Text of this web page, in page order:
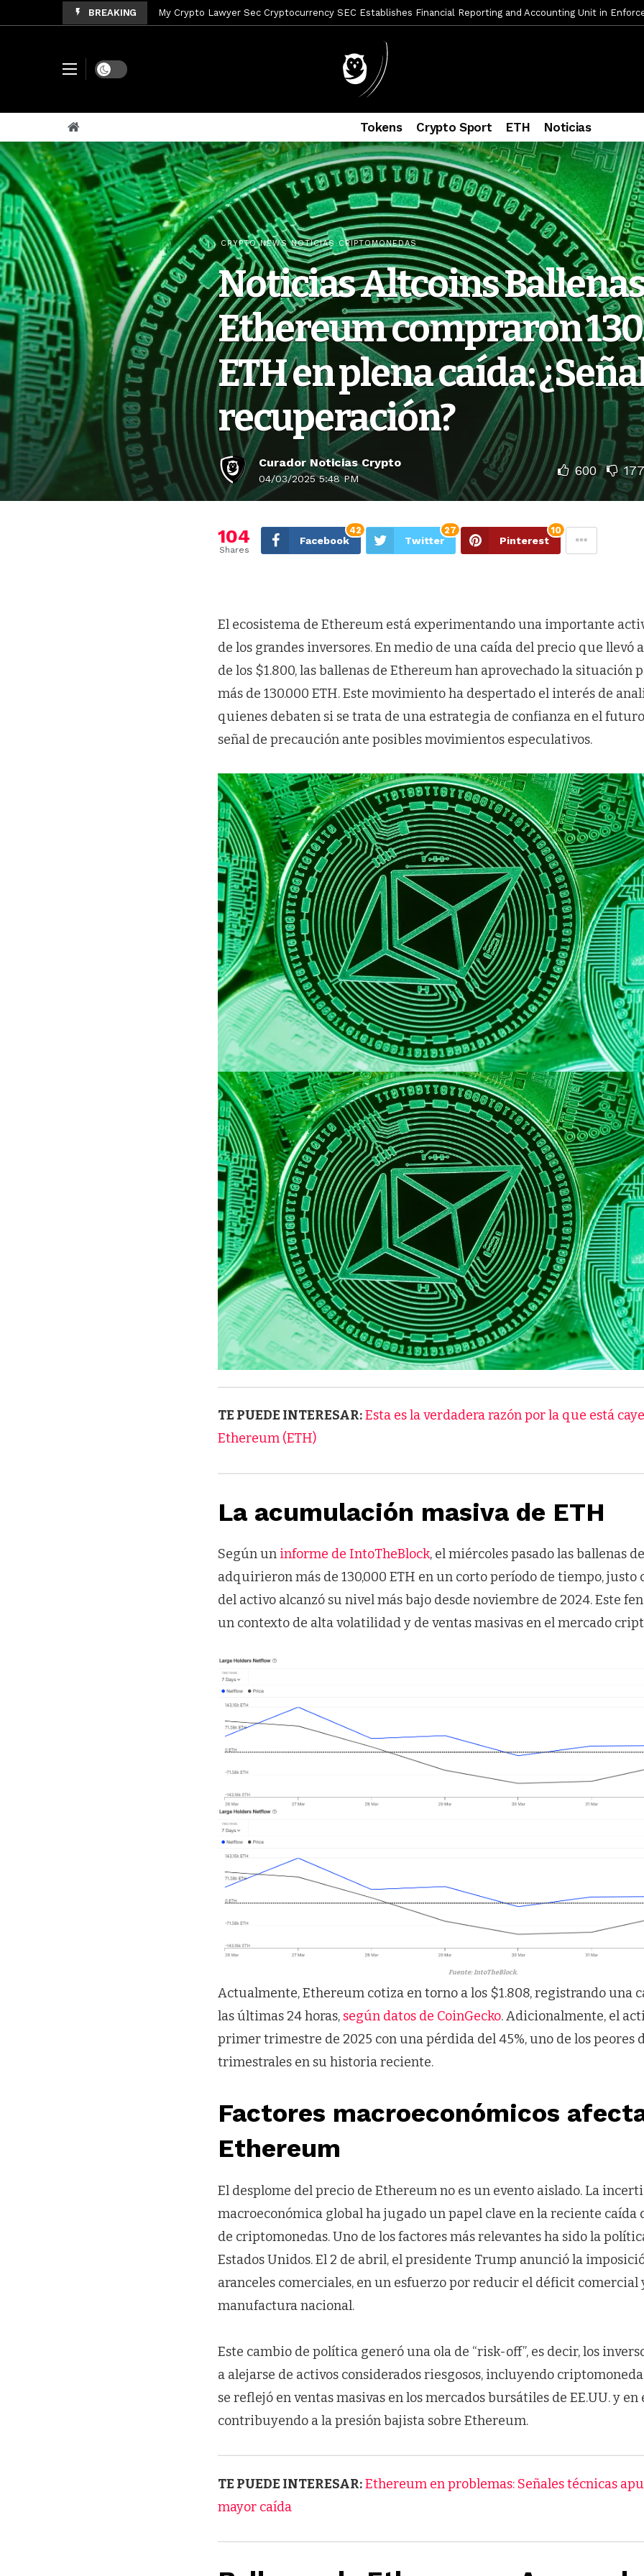
BREAKING My Crypto Lawyer Sec News Tres hombres son acusados de planear un robo de Bitcoin 2 días ago
My Crypto Lawyer Sec News Cynthia Lummis sets Trump condition for CLARITY Act passage
My Crypto Lawyer Sec News Rusia envía a prisión al fundador de BitRiver por presunto fraude
My Crypto Lawyer Sec News XRP price forecast ahead of CLARITY Act vote next week 1 semana ago
My Crypto Lawyer Sec News Rusia reconoce a Bitcoin como propiedad con una histórica ley 2
My Crypto Lawyer Sec News XRP Ledger adoption accelerates as Ripple receives full EU MiCA license
Dark mode
Tokens Crypto Sport ETH Noticias
CRYPTO NEWS NOTICIAS CRIPTOMONEDAS
Noticias Altcoins
Ethereum compraron
ETH en plena caída:
recuperación?
Curador Noticias Crypto
04/03/2025 5:48 PM
600 177
104
Shares
Facebook
42
Twitter
27
Pinterest
10
El ecosistema de Ethereum está experimentando una importante
de los grandes inversores. En medio de una caída del precio que llevó
de los $1.800, las ballenas de Ethereum han aprovechado la situación
más de 130.000 ETH. Este movimiento ha despertado el interés de
quienes debaten si se trata de una estrategia de confianza en el
señal de precaución ante posibles movimientos especulativos.
TE PUEDE INTERESAR:Esta es la verdadera razón por la que está
Ethereum (ETH)
La acumulación masiva de ETH
Según un informe de IntoTheBlock, el miércoles pasado las ballenas
adquirieron más de 130,000 ETH en un corto período de tiempo, justo
del activo alcanzó su nivel más bajo desde noviembre de 2024. Este
un contexto de alta volatilidad y de ventas masivas en el mercado
Fuente: IntoTheBlock.
Actualmente, Ethereum cotiza en torno a los $1.808, registrando una
las últimas 24 horas, según datos de CoinGecko. Adicionalmente, el
primer trimestre de 2025 con una pérdida del 45%, uno de los peores
trimestrales en su historia reciente.
Factores macroeconómicos
Ethereum
El desplome del precio de Ethereum no es un evento aislado. La
macroeconómica global ha jugado un papel clave en la reciente caída
de criptomonedas. Uno de los factores más relevantes ha sido la
Estados Unidos. El 2 de abril, el presidente Trump anunció la
aranceles comerciales, en un esfuerzo por reducir el déficit comercial
manufactura nacional.
Este cambio de política generó una ola de “risk-off”, es decir, los
a alejarse de activos considerados riesgosos, incluyendo
se reflejó en ventas masivas en los mercados bursátiles de EE.UU. y
contribuyendo a la presión bajista sobre Ethereum.
TE PUEDE INTERESAR:Ethereum en problemas: Señales técnicas
mayor caída